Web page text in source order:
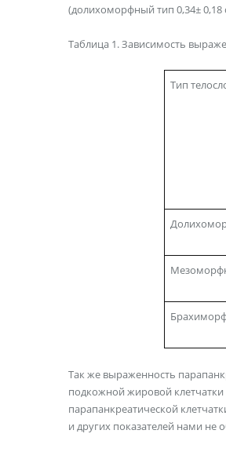
(долихоморфный тип 0,34±
Таблица 1. Зависимость
Тип
Так же выраженность
подкожной жировой клетчатки
парапанкреатической
и других показателей нами не